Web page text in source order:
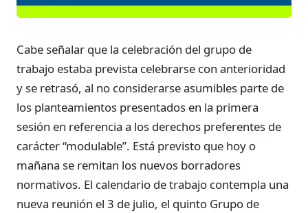
Cabe señalar que la celebración del grupo de
trabajo estaba prevista celebrarse con anterioridad
y se retrasó, al no considerarse asumibles parte de
los planteamientos presentados en la primera
sesión en referencia a los derechos preferentes de
carácter “modulable”. Está previsto que hoy o
mañana se remitan los nuevos borradores
normativos. El calendario de trabajo contempla una
nueva reunión el 3 de julio, el quinto Grupo de